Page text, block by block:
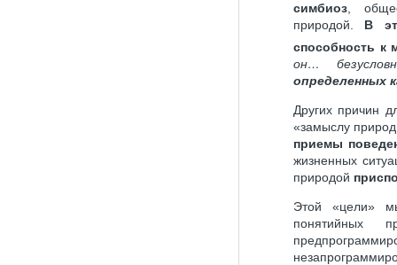
симбиоз ,
природой. В
способность
он…
определенных
Других причин
«замыслу
приемы
жизненных
природой
Этой «цели»
понятийных